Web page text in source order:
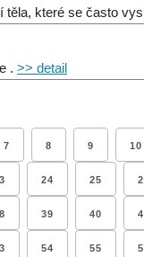
které se často
. >> detail
7 8 9 10
24 25
39 40
54 55